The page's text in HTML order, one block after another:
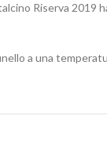
Riserva 2019
a una